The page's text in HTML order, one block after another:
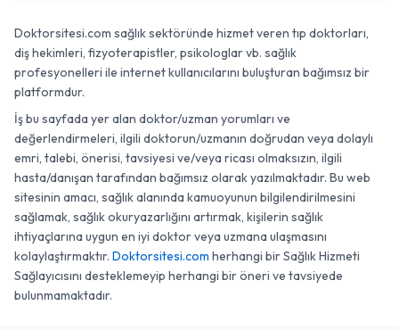
Doktorsitesi.com sağlık sektöründe hizmet veren tıp doktorları,
diş hekimleri, fizyoterapistler, psikologlar vb. sağlık
profesyonelleri ile internet kullanıcılarını buluşturan bağımsız bir
platformdur.
İş bu sayfada yer alan doktor/uzman yorumları ve
değerlendirmeleri, ilgili doktorun/uzmanın doğrudan veya dolaylı
emri, talebi, önerisi, tavsiyesi ve/veya ricası olmaksızın, ilgili
hasta/danışan tarafından bağımsız olarak yazılmaktadır. Bu web
sitesinin amacı, sağlık alanında kamuoyunun bilgilendirilmesini
sağlamak, sağlık okuryazarlığını artırmak, kişilerin sağlık
ihtiyaçlarına uygun en iyi doktor veya uzmana ulaşmasını
kolaylaştırmaktır. Doktorsitesi.com herhangi bir Sağlık Hizmeti
Sağlayıcısını desteklemeyip herhangi bir öneri ve tavsiyede
bulunmamaktadır.